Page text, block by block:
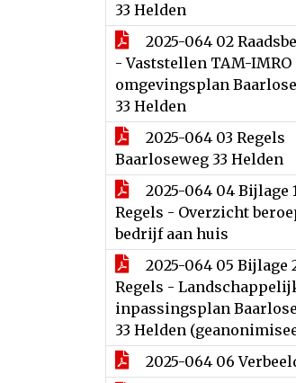
33 Helden
2025-064 02
- Vaststellen TAM-IMRO
omgevingsplan
33 Helden
2025-064 03 Regels
Baarloseweg 33 Helden
2025-064 04 Bijlage
Regels - Overzicht
bedrijf aan huis
2025-064 05 Bijlage
Regels -
inpassingsplan
33 Helden
2025-064 06